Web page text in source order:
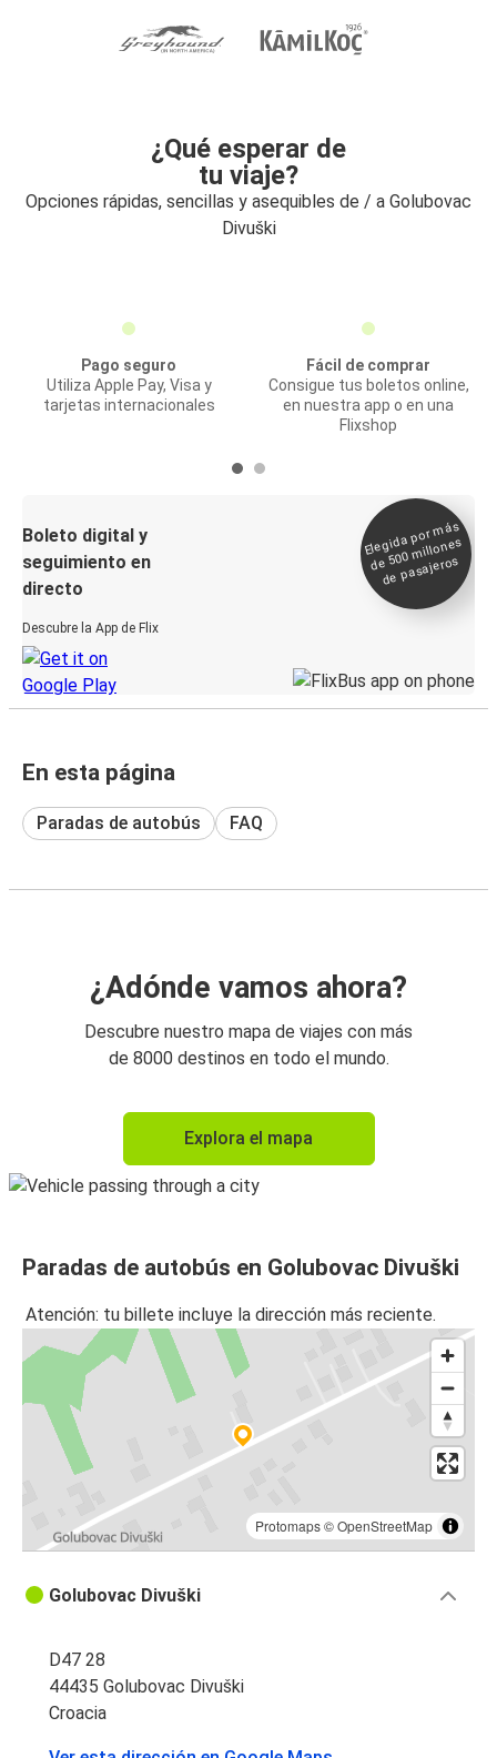
¿Qué esperar de
tu viaje?
Opciones rápidas, sencillas y asequibles de / a Golubovac
Divuški
Pago seguro
Utiliza Apple Pay, Visa y
tarjetas internacionales
Fácil de comprar
Consigue tus boletos online,
en nuestra app o en una
Flixshop
Boleto digital y
seguimiento en
directo
Descubre la App de Flix
Elegida por
más
de 500
millones
de pasajeros
En esta página
Paradas de autobús FAQ
¿Adónde vamos ahora?
Descubre nuestro mapa de viajes con más
de 8000 destinos en todo el mundo.
Explora el mapa
Paradas de autobús en Golubovac Divuški
Atención: tu billete incluye la dirección más reciente.
Protomaps©OpenStreetMap
Golubovac Divuški
D47 28
44435 Golubovac Divuški
Croacia